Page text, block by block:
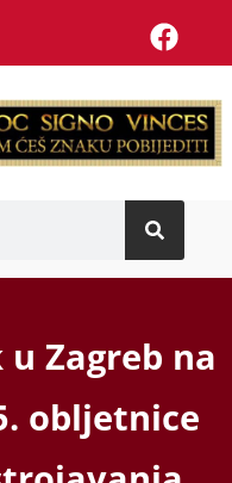
Zagreb na
obljetnice